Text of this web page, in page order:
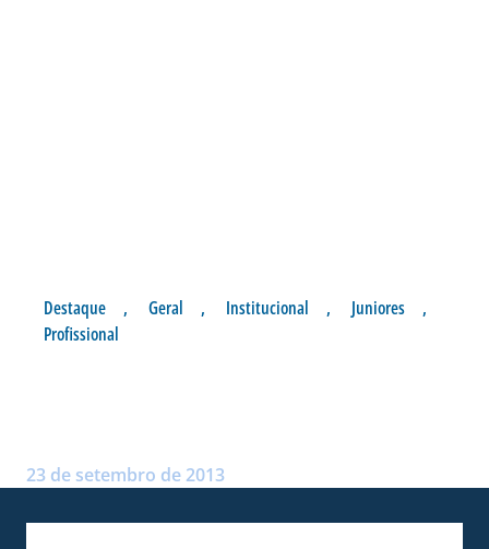
Destaque , Geral , Institucional , Juniores
,
Profissional
23 de setembro de 2013